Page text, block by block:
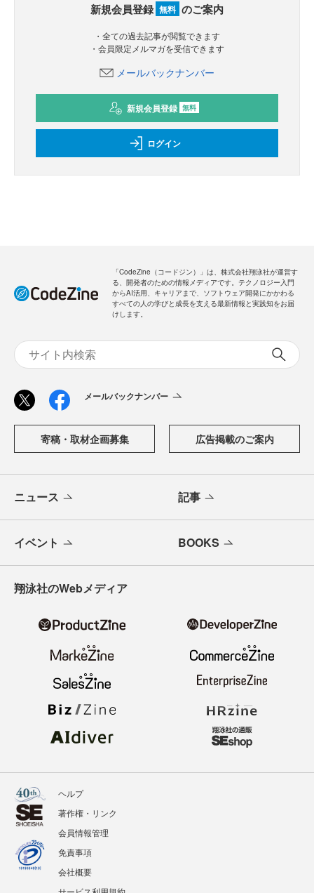
新規会員登録 無料 のご案内
・全ての過去記事が閲覧できます
・会員限定メルマガを受信できます
メールバックナンバー
新規会員登録 無料
ログイン
「CodeZine（コードジン）」は、株式会社翔泳社が運営す
る、開発者のための情報メディアです。テクノロジー入門
からAI活用、キャリアまで、ソフトウェア開発にかかわる
すべての人の学びと成長を支える最新情報と実践知をお届
けします。
メールバックナンバー
寄稿・取材企画募集 広告掲載のご案内
ニュース 記事
イベント BOOKS
翔泳社のWebメディア
ヘルプ
著作権・リンク
会員情報管理
免責事項
会社概要